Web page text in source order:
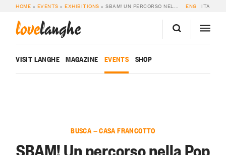
HOME » EVENTS »EXHIBITIONS »SBAM! UN PERCORSO NELLA POP ART ENG ITA
lovelanghe
VISIT LANGHE MAGAZINE EVENTS SHOP
BUSCA — CASA FRANCOTTO
SBAM! Un percorso nella Pop